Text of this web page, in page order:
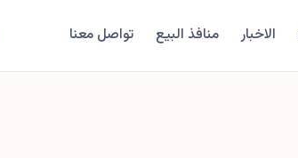
الاخبار منافذ البيع تواصل معنا